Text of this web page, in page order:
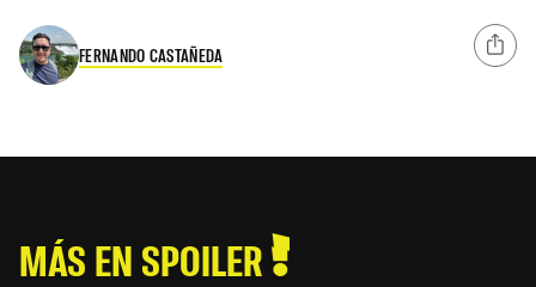
FERNANDO CASTAÑEDA
MÁS EN SPOILER